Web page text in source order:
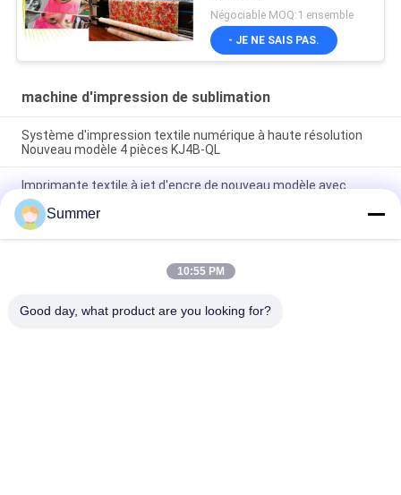
Négociable MOQ:1 ensemble
- JE NE SAIS PAS.
machine d'impression de sublimation
Système d'impression textile numérique à haute résolution
Nouveau modèle 4 pièces KJ4B-QL
Imprimante textile à jet d'encre de nouveau modèle avec
chauffage infrarouge très éloigné Machine tout en un
Système d'impression de tissu avec pigment et encre de
sublimation
Système d'impression sur tissu grand Format I3200A1,
fabricant numérique, prix d'usine, traceur à haut rendement
Summer
10:55 PM
Good day, what product are you looking for?